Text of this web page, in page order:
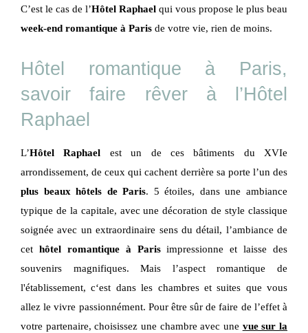
C’est le cas de l’Hôtel Raphael qui vous propose le plus beau
week-end romantique à Paris de votre vie, rien de moins.
Hôtel romantique à Paris,
savoir faire rêver à l’Hôtel
Raphael
L’Hôtel Raphael est un de ces bâtiments du XVIe
arrondissement, de ceux qui cachent derrière sa porte l’un des
plus beaux hôtels de Paris. 5 étoiles, dans une ambiance
typique de la capitale, avec une décoration de style classique
soignée avec un extraordinaire sens du détail, l’ambiance de
cet hôtel romantique à Parisimpressionne et laisse des
souvenirs magnifiques. Mais l’aspect romantique de
l'établissement, c‘est dans les chambres et suites que vous
allez le vivre passionnément. Pour être sûr de faire de l’effet à
votre partenaire, choisissez une chambre avec une vue sur la